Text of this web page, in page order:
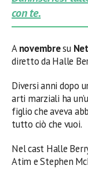
con te.
Anovembresu
diretto da Halle
Diversi anni dopo
arti marziali ha
figlio che aveva
tutto ciò che vuoi.
Nel cast Halle
Atim e Stephen